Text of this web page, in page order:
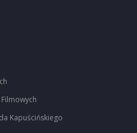
Kapuścińskiego